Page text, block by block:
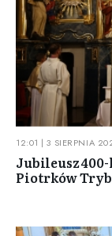
12:01 | 3 SIERPNIA
Jubileusz
Piotrków